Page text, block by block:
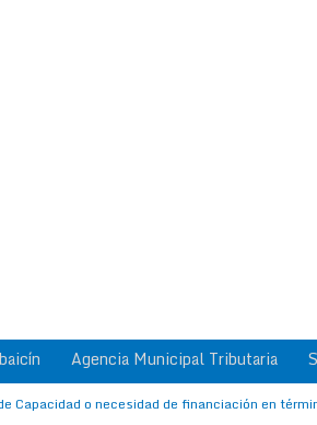
Agencia Municipal Tributaria
Capacidad o necesidad de financiación en